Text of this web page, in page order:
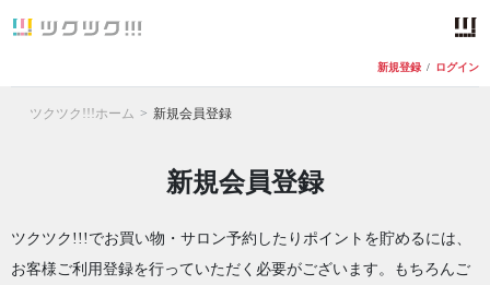
新規登録 / ログイン
ツクツク!!!ホーム 新規会員登録
新規会員登録
ツクツク!!!でお買い物・サロン予約したりポイントを貯めるには、
お客様ご利用登録を行っていただく必要がございます。もちろんご